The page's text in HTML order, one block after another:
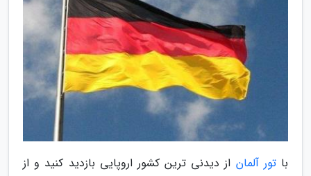
باتور آلمان از دیدنی ترین کشور اروپایی بازدید کنید و از